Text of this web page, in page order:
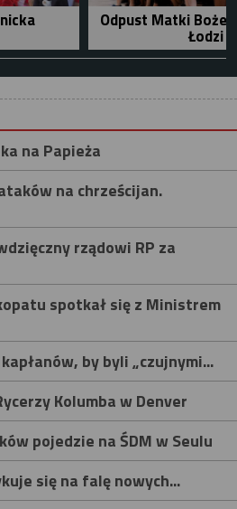
Odpust Matki Bożej
Łodzi
na Papieża
na chrześcijan.
rządowi RP za
spotkał się z Ministrem
by byli „czujnymi...
Kolumba w Denver
pojedzie na ŚDM w Seulu
się na falę nowych...